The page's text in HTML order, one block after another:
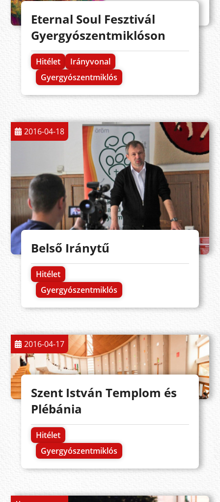
Eternal Soul Fesztivál
Gyergyószentmiklóson
Hitélet
Irányvonal
Gyergyószentmiklós
2016-04-18
Belső Iránytű
Hitélet
Gyergyószentmiklós
2016-04-17
Szent István Templom és
Plébánia
Hitélet
Gyergyószentmiklós